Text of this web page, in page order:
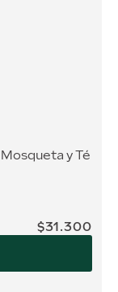
y Té
$31.300